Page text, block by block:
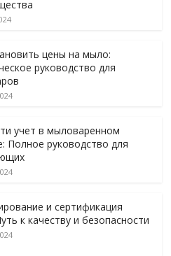
цены на мыло:
руководство для
учет в мыловаренном
Полное руководство для
и сертификация
к качеству и безопасности